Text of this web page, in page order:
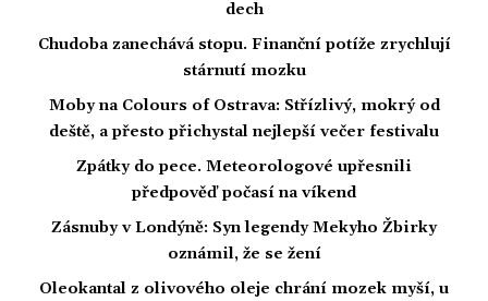
dech
Chudoba zanechává stopu. Finanční potíže zrychlují
stárnutí mozku
Moby na Colours of Ostrava: Střízlivý, mokrý od
deště, a přesto přichystal nejlepší večer festivalu
Zpátky do pece. Meteorologové upřesnili
předpověď počasí na víkend
Zásnuby v Londýně: Syn legendy Mekyho Žbirky
oznámil, že se žení
Oleokantal z olivového oleje chrání mozek myší, u